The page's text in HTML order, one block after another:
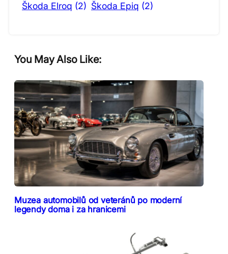
Škoda Elroq (2) Škoda Epiq (2)
You May Also Like:
Muzea automobilů od veteránů po moderní
legendy doma i za hranicemi